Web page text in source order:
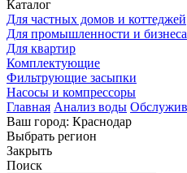
Каталог
Для частных домов и коттеджей
Для промышленности и бизнеса
Для квартир
Комплектующие
Фильтрующие засыпки
Насосы и компрессоры
Главная Анализ воды
Ваш город: Краснодар
Выбрать регион
Закрыть
Поиск